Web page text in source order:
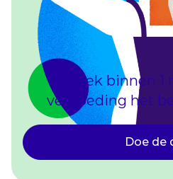
Ontdek binnen
vergoeding het
Doe de